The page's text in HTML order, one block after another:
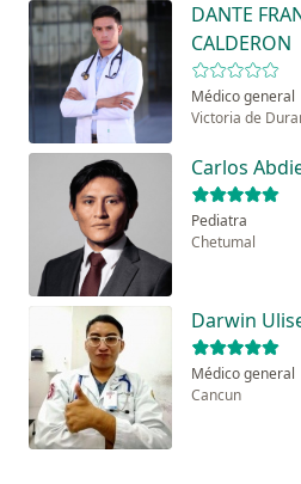
DANTE
CALDERON
Médico general
Victoria de
Carlos
Pediatra
Chetumal
Darwin
Médico general
Cancun